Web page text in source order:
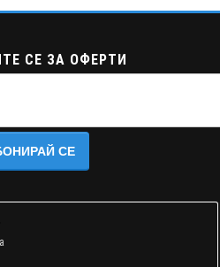
СЕ ЗА ОФЕРТИ
СЕ